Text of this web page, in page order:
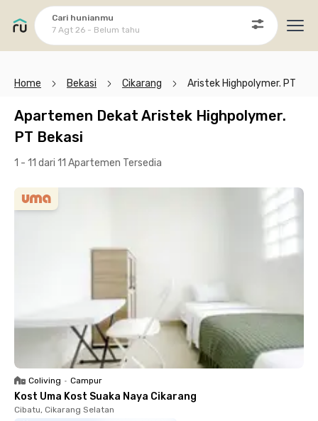
Cari hunianmu
7 Agt 26 - Belum tahu
Home Bekasi Cikarang Aristek Highpolymer. PT
Apartemen Dekat Aristek Highpolymer.
PT Bekasi
1 - 11 dari 11 Apartemen Tersedia
Coliving • Campur
Kost Uma Kost Suaka Naya Cikarang
Cibatu, Cikarang Selatan